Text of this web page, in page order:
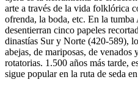
arte a través de la vida folklórica
ofrenda, la boda, etc. En la
desentierran cinco papeles
dinastías Sur y Norte (420-589),
abejas, de mariposas, de venados
rotatorias. 1.500 años más tarde,
sigue popular en la ruta de seda